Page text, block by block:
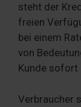
steht der
freien
bei einem
von
Kunde sofort
Verbraucher